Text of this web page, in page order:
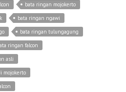
bata ringan mojokerto
bata ringan ngawi
bata ringan tulungagung
ringan falcon
asli
mojokerto